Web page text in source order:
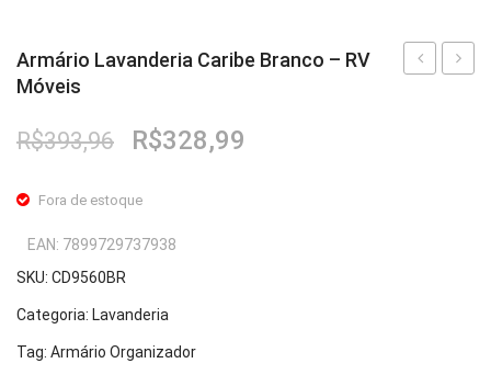
Armário Lavanderia Caribe Branco – RV
Móveis
R$393,96
O
original
R$393,96.
R$328,99
Fora de estoque
SKU: CD9560BR
Categoria: Lavanderia
Tag: Armário Organizador
EAN: 7899729737938